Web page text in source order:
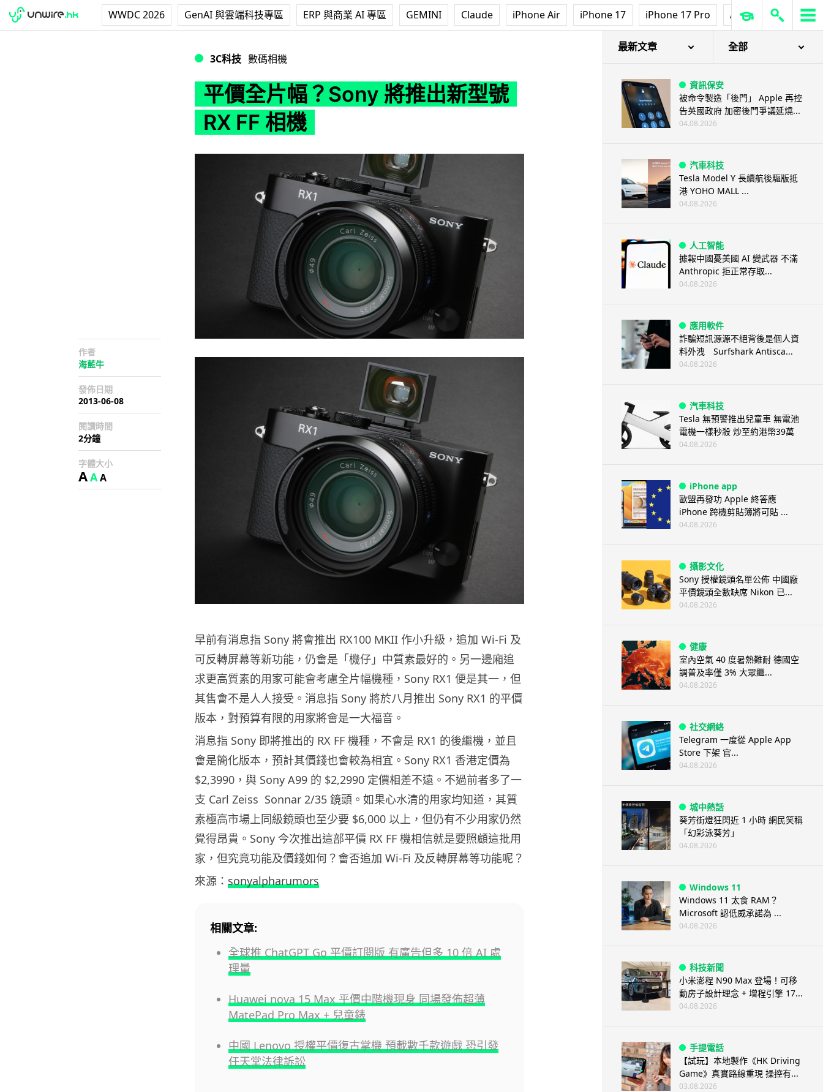
WWDC 2026 GenAI 與雲端科技專區 ERP 與商業 AI 專區 GEMINI Claude iPhone Air iPhone 17 iPhone 17 Pro AirPods Pro 3
3C科技 數碼相機
平價全片幅？Sony 將推出新型號
RX FF 相機
作者
海藍牛
發佈日期
2013-06-08
閱讀時間
2分鐘
字體大小
AAA
早前有消息指 Sony 將會推出 RX100 MKII 作小升級，追加 Wi-Fi 及
可反轉屏幕等新功能，仍會是「機仔」中質素最好的。另一邊廂追
求更高質素的用家可能會考慮全片幅機種，Sony RX1 便是其一，但
其售會不是人人接受。消息指 Sony 將於八月推出 Sony RX1 的平價
版本，對預算有限的用家將會是一大福音。
消息指 Sony 即將推出的 RX FF 機種，不會是 RX1 的後繼機，並且
會是簡化版本，預計其價錢也會較為相宜。Sony RX1 香港定價為
$2,3990，與 Sony A99 的 $2,2990 定價相差不遠。不過前者多了一
支 Carl Zeiss Sonnar 2/35 鏡頭。如果心水清的用家均知道，其質
素極高市場上同級鏡頭也至少要 $6,000 以上，但仍有不少用家仍然
覺得昂貴。Sony 今次推出這部平價 RX FF 機相信就是要照顧這批用
家，但究竟功能及價錢如何？會否追加 Wi-Fi 及反轉屏幕等功能呢？
來源： sonyalpharumors
相關文章:
全球推 ChatGPT Go 平價訂閱版 有廣告但多 10 倍 AI 處
理量
Huawei nova 15 Max 平價中階機現身 同場發佈超薄
MatePad Pro Max + 兒童錶
中國 Lenovo 授權平價復古掌機 預載數千款遊戲 恐引發
任天堂法律訴訟
最新文章 全部
資訊保安
被命令製造「後門」 Apple 再控
告英國政府 加密後門爭議延燒...
04.08.2026
汽車科技
Tesla Model Y 長續航後驅版抵
港 YOHO MALL ...
04.08.2026
人工智能
據報中國憂美國 AI 變武器 不滿
Anthropic 拒正常存取...
04.08.2026
應用軟件
詐騙短訊源源不絕背後是個人資
料外洩 Surfshark Antisca...
04.08.2026
汽車科技
Tesla 無預警推出兒童車 無電池
電機一樣秒殺 炒至約港幣39萬
04.08.2026
iPhone app
歐盟再發功 Apple 終答應
iPhone 跨機剪貼簿將可貼 ...
04.08.2026
攝影文化
Sony 授權鏡頭名單公佈 中國廠
平價鏡頭全數缺席 Nikon 已...
04.08.2026
健康
室內空氣 40 度暑熱難耐 德國空
調普及率僅 3% 大眾繼...
04.08.2026
社交網絡
Telegram 一度從 Apple App
Store 下架 官...
04.08.2026
城中熱話
葵芳街燈狂閃近 1 小時 網民笑稱
「幻彩泳葵芳」
04.08.2026
Windows 11
Windows 11 太食 RAM？
Microsoft 認低威承諾為 ...
04.08.2026
科技新聞
小米澎程 N90 Max 登場！可移
動房子設計理念 + 增程引擎 17...
04.08.2026
手提電話
【試玩】本地製作《HK Driving
Game》真實路線重現 操控有...
03.08.2026